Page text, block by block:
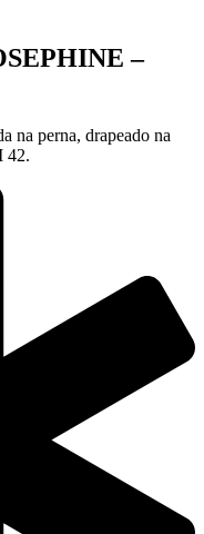
–
na perna, drapeado na
42.